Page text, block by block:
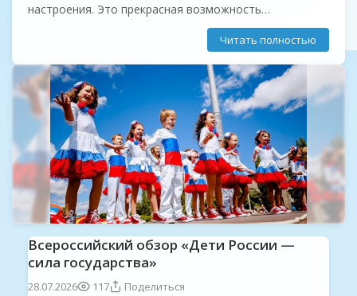
настроения. Это прекрасная возможность
поддержать физическую форму, снять напряжение
после рабочего дня или просто весело провести...
Читать полностью
Всероссийский обзор «Дети России —
сила государства»
28.07.2026 117 Поделиться